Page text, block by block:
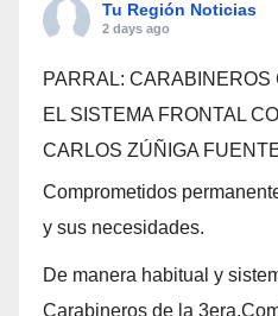
Tu Región Noticias
2 days ago
PARRAL:
EL SISTEMA FRONTAL
CARLOS ZÚÑIGA
Comprometidos
y sus necesidades.
De manera habitual y
Carabineros de la